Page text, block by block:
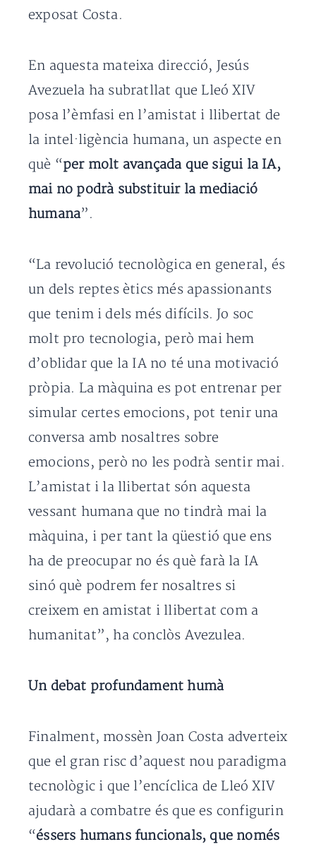
exposat Costa.
En aquesta mateixa direcció, Jesús
Avezuela ha subratllat que Lleó XIV
posa l’èmfasi en l’amistat i llibertat de
la intel·ligència humana, un aspecte en
què “per molt avançada que sigui la IA,
mai no podrà substituir la mediació
humana”.
“La revolució tecnològica en general, és
un dels reptes ètics més apassionants
que tenim i dels més difícils. Jo soc
molt pro tecnologia, però mai hem
d’oblidar que la IA no té una motivació
pròpia. La màquina es pot entrenar per
simular certes emocions, pot tenir una
conversa amb nosaltres sobre
emocions, però no les podrà sentir mai.
L’amistat i la llibertat són aquesta
vessant humana que no tindrà mai la
màquina, i per tant la qüestió que ens
ha de preocupar no és què farà la IA
sinó què podrem fer nosaltres si
creixem en amistat i llibertat com a
humanitat”, ha conclòs Avezulea.
Un debat profundament humà
Finalment, mossèn Joan Costa adverteix
que el gran risc d’aquest nou paradigma
tecnològic i que l’encíclica de Lleó XIV
ajudarà a combatre és que es configurin
“éssers humans funcionals, que només